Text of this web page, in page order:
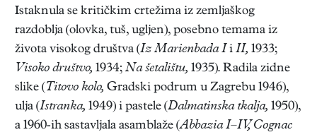
Istaknula se kritičkim crtežima iz zemljaškog
razdoblja (olovka, tuš, ugljen), posebno temama iz
života visokog društva (Iz Marienbada I i II, 1933;
Visoko društvo, 1934; Na šetalištu, 1935). Radila zidne
slike (Titovo kolo, Gradski podrum u Zagrebu 1946),
ulja (Istranka, 1949) i pastele (Dalmatinska tkalja, 1950),
a 1960-ih sastavljala asamblaže (Abbazia I–IV, Cognac